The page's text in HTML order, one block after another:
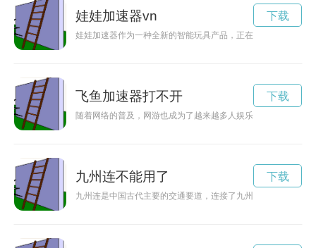
娃娃加速器vn
娃娃加速器作为一种全新的智能玩具产品，正在以其创新的科
下载
飞鱼加速器打不开
随着网络的普及，网游也成为了越来越多人娱乐生活中不可或
下载
九州连不能用了
九州连是中国古代主要的交通要道，连接了九州地区的各个省
下载